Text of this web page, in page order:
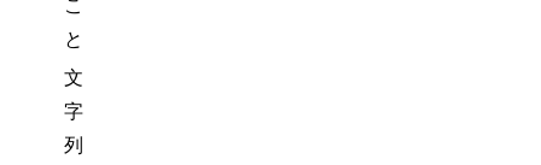
こ
と
文
字
列